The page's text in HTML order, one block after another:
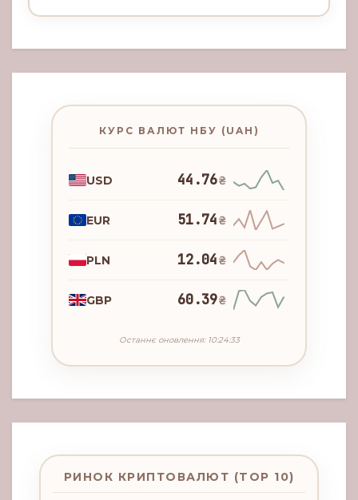
КУРС ВАЛЮТ НБУ (UAH)
USD 44.76₴
EUR 51.74₴
PLN 12.04₴
GBP 60.39₴
Останнє оновлення: 10:24:33
РИНОК КРИПТОВАЛЮТ (TOP 10)